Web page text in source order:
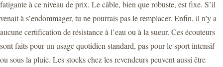
fatigante à ce niveau de prix. Le câble, bien que robuste, est fixe. S’il
venait à s’endommager, tu ne pourrais pas le remplacer. Enfin, il n’y a
aucune certification de résistance à l’eau ou à la sueur. Ces écouteurs
sont faits pour un usage quotidien standard, pas pour le sport intensif
ou sous la pluie. Les stocks chez les revendeurs peuvent aussi être